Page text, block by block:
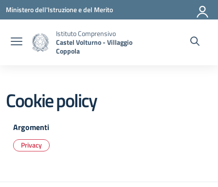
Vai ai contenuti
Vai al menu di navigazione
Vai al footer
Ministero dell'Istruzione e del Merito
Istituto Comprensivo
Castel Volturno - Villaggio
Coppola
Cookie policy
Argomenti
Privacy